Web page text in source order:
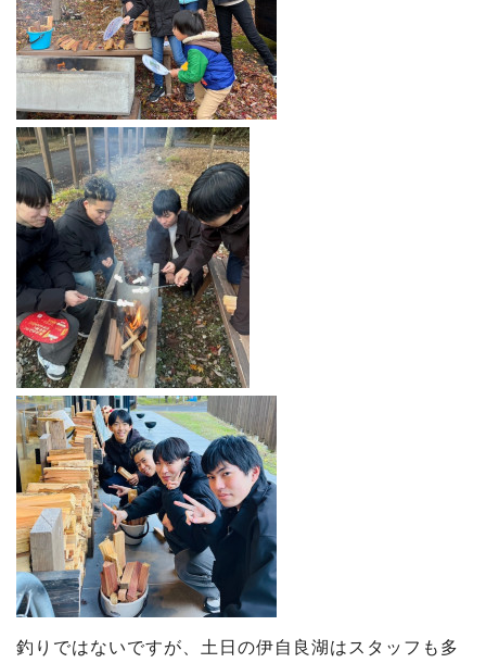
釣りではないですが、土日の伊自良湖はスタッフも多